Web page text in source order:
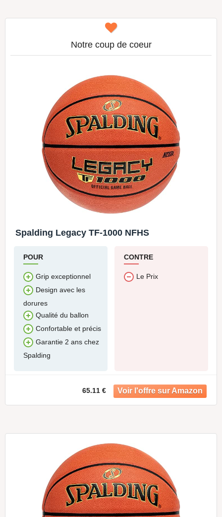
Notre coup de coeur
Spalding Legacy TF-1000 NFHS
POUR
Grip exceptionnel
Design avec les
dorures
Qualité du ballon
Confortable et précis
Garantie 2 ans chez
Spalding
CONTRE
Le Prix
65.11 €